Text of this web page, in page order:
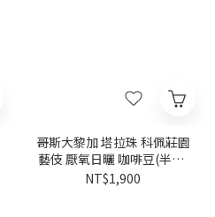
哥斯大黎加 塔拉珠 科佩莊園
藝伎 厭氧日曬 咖啡豆(半磅)
｜黃金烘焙
NT$1,900